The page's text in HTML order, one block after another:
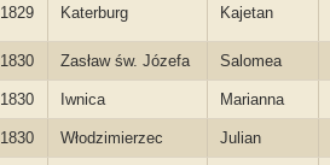
1829 Katerburg Kajetan
1830 Zasław św. Józefa Salomea
1830 Iwnica Marianna
1830 Włodzimierzec Julian